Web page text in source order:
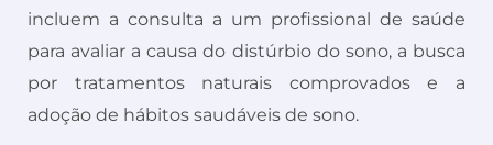
incluem a consulta a um profissional de saúde
para avaliar a causa do distúrbio do sono, a busca
por tratamentos naturais comprovados e a
adoção de hábitos saudáveis de sono.